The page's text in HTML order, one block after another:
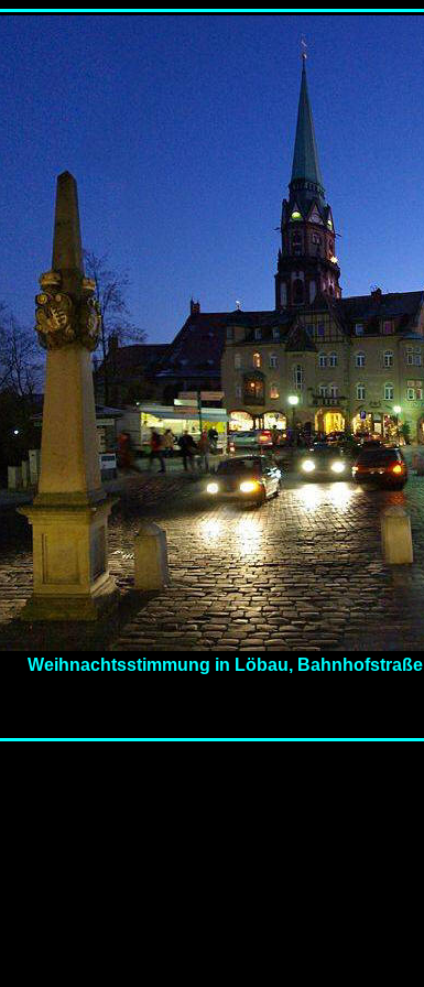
Weihnachtsstimmung in Löbau, Bahnhofstraße